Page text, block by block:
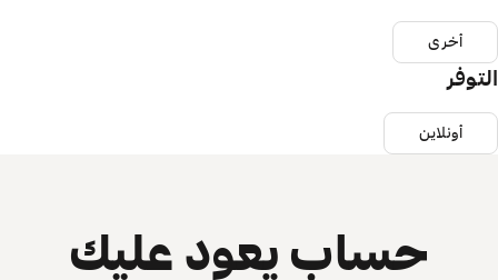
أخرى
التوفر
أونلاين
حساب يعود عليك